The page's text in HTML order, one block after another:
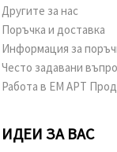
Другите за нас
Поръчка и доставка
Информация за
Често задавани
Работа в ЕМ АРТ
ИДЕИ ЗА ВАС